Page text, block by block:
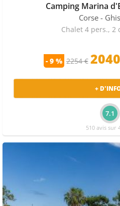
Camping Marina
Corse -
Chalet 4 pers., 2
- 9 % 2254 €
+
7.1
510 avis sur